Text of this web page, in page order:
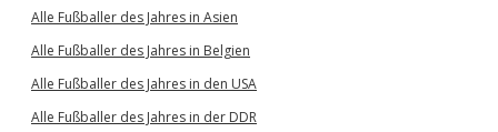
Alle Fußballer des Jahres in Asien
Alle Fußballer des Jahres in Belgien
Alle Fußballer des Jahres in den USA
Alle Fußballer des Jahres in der DDR